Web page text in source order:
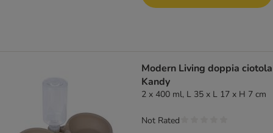
Modern Living doppia ciotola
Kandy
2 x 400 ml, L 35 x L 17 x H 7 cm
Not Rated